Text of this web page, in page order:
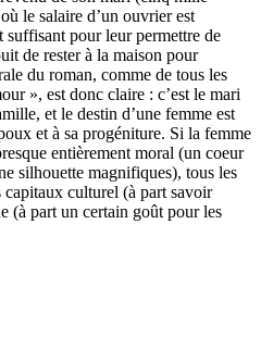
le salaire d’un ouvrier est
pour leur permettre de
de rester à la maison pour
du roman, comme de tous les
», est donc claire : c’est le mari
et le destin d’une femme est
et à sa progéniture. Si la femme
entièrement moral (un coeur
silhouette magnifiques), tous les
capitaux culturel (à part savoir
(à part un certain goût pour les